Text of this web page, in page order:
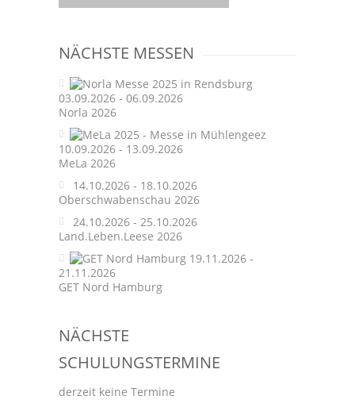
NÄCHSTE MESSEN
03.09.2026 - 06.09.2026
Norla 2026
10.09.2026 - 13.09.2026
MeLa 2026
14.10.2026 - 18.10.2026
Oberschwabenschau 2026
24.10.2026 - 25.10.2026
Land.Leben.Leese 2026
19.11.2026 -
21.11.2026
GET Nord Hamburg
NÄCHSTE
SCHULUNGSTERMINE
derzeit keine Termine